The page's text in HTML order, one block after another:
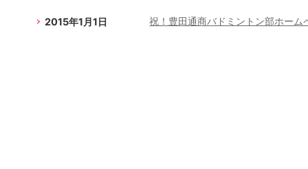
2015年1月1日 祝！豊田通商バドミントン部ホーム